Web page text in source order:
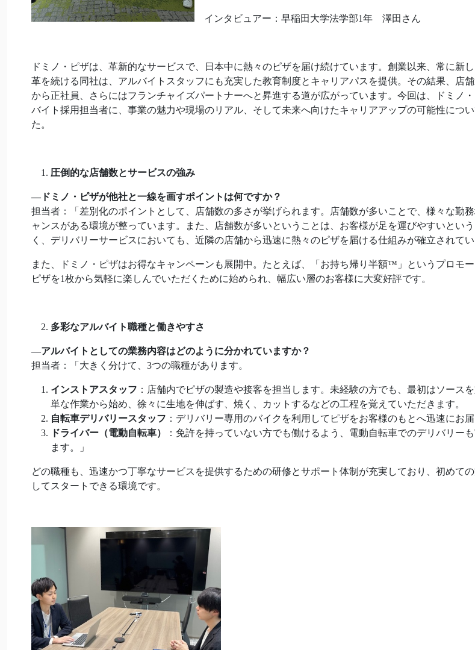
インタビュアー：早稲田大学法学部1年 澤田さん
ドミノ・ピザは、革新的なサービスで、日本中に熱々のピザを届け続けています。創業以来、常に新
革を続ける同社は、アルバイトスタッフにも充実した教育制度とキャリアパスを提供。その結果、店
から正社員、さらにはフランチャイズパートナーへと昇進する道が広がっています。今回は、ドミノ
バイト採用担当者に、事業の魅力や現場のリアル、そして未来へ向けたキャリアアップの可能性につ
た。
圧倒的な店舗数とサービスの強み
―ドミノ・ピザが他社と一線を画すポイントは何ですか？
担当者：「差別化のポイントとして、店舗数の多さが挙げられます。店舗数が多いことで、様々な勤
ャンスがある環境が整っています。また、店舗数が多いということは、お客様が足を運びやすいとい
く、デリバリーサービスにおいても、近隣の店舗から迅速に熱々のピザを届ける仕組みが確立されてい
また、ドミノ・ピザはお得なキャンペーンも展開中。たとえば、「お持ち帰り半額™」というプロモー
ピザを1枚から気軽に楽しんでいただくために始められ、幅広い層のお客様に大変好評です。
多彩なアルバイト職種と働きやすさ
―アルバイトとしての業務内容はどのように分かれていますか？
担当者：「大きく分けて、3つの職種があります。
インストアスタッフ ：店舗内でピザの製造や接客を担当します。未経験の方でも、最初はソース
単な作業から始め、徐々に生地を伸ばす、焼く、カットするなどの工程を覚えていただきます。
自転車デリバリースタッフ ：デリバリー専用のバイクを利用してピザをお客様のもとへ迅速にお届
ドライバー（電動自転車）
：免許を持っていない方でも働けるよう、電動自転車でのデリバリー
ます。」
どの職種も、迅速かつ丁寧なサービスを提供するための研修とサポート体制が充実しており、初めて
してスタートできる環境です。